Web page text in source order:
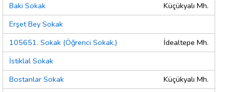
Baki Sokak
Küçükyalı Mh.
Erşet Bey Sokak
105651. Sokak (Öğrenci Sokak.)
İdealtepe Mh.
İstiklal Sokak
Bostanlar Sokak
Küçükyalı Mh.